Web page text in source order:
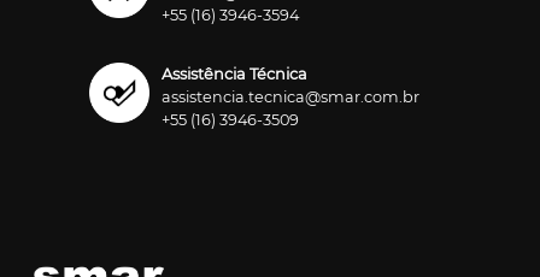
+55 (16) 3946-3594
Assistência Técnica
assistencia.tecnica@smar.com.br
+55 (16) 3946-3509